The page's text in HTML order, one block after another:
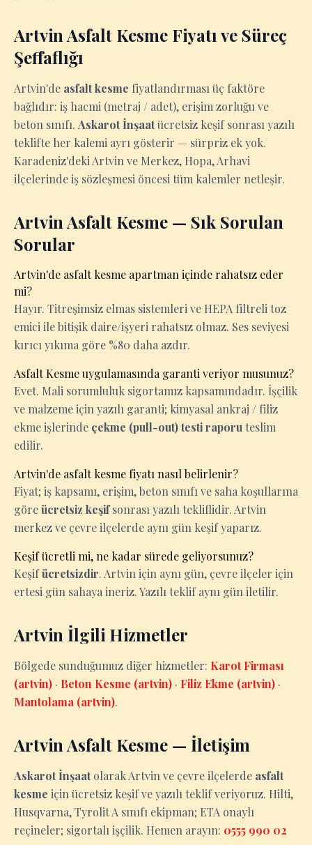
Artvin Asfalt Kesme Fiyatı ve Süreç
Şeffaflığı
Artvin'de asfalt kesme fiyatlandırması üç faktöre
bağlıdır: iş hacmi (metraj / adet), erişim zorluğu ve
beton sınıfı. Askarot İnşaatücretsiz keşif sonrası yazılı
teklifte her kalemi ayrı gösterir — sürpriz ek yok.
Karadeniz'deki Artvin ve Merkez, Hopa, Arhavi
ilçelerinde iş sözleşmesi öncesi tüm kalemler netleşir.
Artvin Asfalt Kesme — Sık Sorulan
Sorular
Artvin'de asfalt kesme apartman içinde rahatsız eder
mi?
Hayır. Titreşimsiz elmas sistemleri ve HEPA filtreli toz
emici ile bitişik daire/işyeri rahatsız olmaz. Ses seviyesi
kırıcı yıkıma göre %80 daha azdır.
Asfalt Kesme uygulamasında garanti veriyor musunuz?
Evet. Mali sorumluluk sigortamız kapsamındadır. İşçilik
ve malzeme için yazılı garanti; kimyasal ankraj / filiz
ekme işlerinde çekme (pull-out) testi raporu teslim
edilir.
Artvin'de asfalt kesme fiyatı nasıl belirlenir?
Fiyat; iş kapsamı, erişim, beton sınıfı ve saha koşullarına
göreücretsiz keşifsonrası yazılı tekliflidir. Artvin
merkez ve çevre ilçelerde aynı gün keşif yaparız.
Keşif ücretli mi, ne kadar sürede geliyorsunuz?
Keşifücretsizdir. Artvin için aynı gün, çevre ilçeler için
ertesi gün sahaya ineriz. Yazılı teklif aynı gün iletilir.
Artvin İlgili Hizmetler
Bölgede sunduğumuz diğer hizmetler: Karot Firması
(artvin) · Beton Kesme (artvin) · Filiz Ekme (artvin) ·
Mantolama (artvin).
Artvin Asfalt Kesme — İletişim
Askarot İnşaatolarak Artvin ve çevre ilçelerde asfalt
kesme için ücretsiz keşif ve yazılı teklif veriyoruz. Hilti,
Husqvarna, Tyrolit A sınıfı ekipman; ETA onaylı
reçineler; sigortalı işçilik. Hemen arayın: 0555 990 02